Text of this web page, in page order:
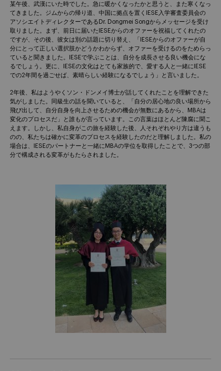
某午後、武漢にいた時でした。急に暖かくなったかと思うと、また寒くなっ
てきました。ジムからの帰り道、中国に拠点を置くIESE入学審査委員会の
アソシエイトディレクターであるDr. Dongmei Songからメッセージを受け
取りました。まず、前日に届いたIESEからのオファーを祝福してくれたの
ですが、その後、彼女は別の話題に切り替え、「IESEからのオファーが自
分にとって正しい選択肢かどうかわからず、オファーを受けるのをためらっ
ていると聞きました。IESEで学ぶことは、自分を成長させる良い機会にな
るでしょう。更に、IESEの文化はとても家族的で、愛する人と一緒にIESE
での2年間を過ごせば、素晴らしい経験になるでしょう」と言いました。
2年後、私はようやくソン・ドンメイ博士が話してくれたことを理解できた
気がしました。同級生の話を聞いていると、「自分の居心地の良い場所から
飛び出して、自分自身を向上させるための機会が無数にあるから、MBAは
変化のプロセスだ」と誰もが言っています。この言葉はほとんど陳腐に聞こ
えます。しかし、私自身がこの旅を経験した後、人それぞれやり方は違うも
のの、私たちは確かに変革のプロセスを経験したのだと理解しました。私の
場合は、IESEのパートナーと一緒にMBAの学位を取得したことで、3つの部
分で構成される変革がもたらされました。